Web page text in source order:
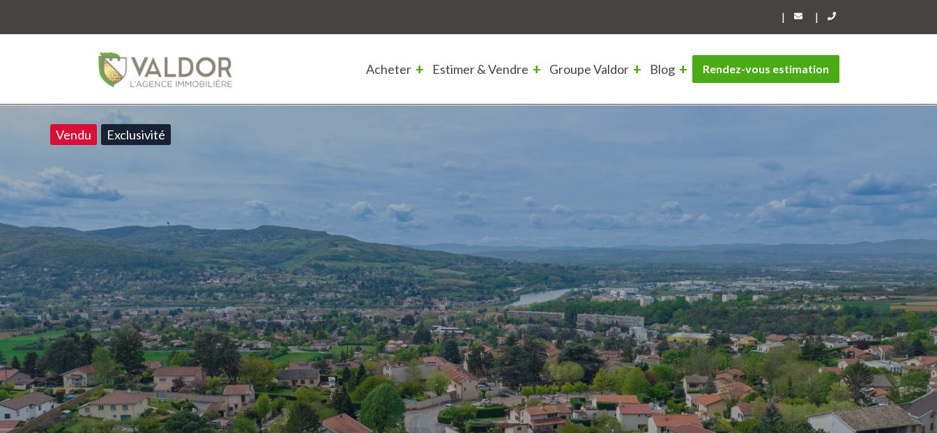
| |
Acheter Estimer & Vendre Groupe Valdor Blog Rendez-vous estimation
Vendu Exclusivité